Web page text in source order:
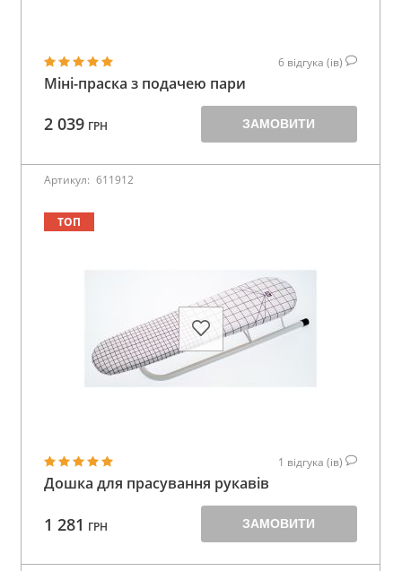
6 відгука (ів)
Міні-праска з подачею пари
2 039 ГРН ЗАМОВИТИ
Артикул: 611912
ТОП
1 відгука (ів)
Дошка для прасування рукавів
1 281 ГРН ЗАМОВИТИ